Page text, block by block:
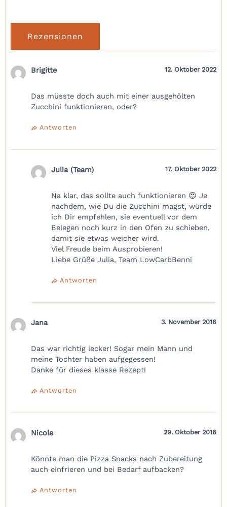
Rezensionen
Brigitte 12. Oktober 2022
Das müsste doch auch mit einer ausgehölten
Zucchini funktionieren, oder?
Antworten
Julia (Team) 17. Oktober 2022
Na klar, das sollte auch funktionieren 😍 Je
nachdem, wie Du die Zucchini magst, würde
ich Dir empfehlen, sie eventuell vor dem
Belegen noch kurz in den Ofen zu schieben,
damit sie etwas weicher wird.
Viel Freude beim Ausprobieren!
Liebe Grüße Julia, Team LowCarbBenni
Antworten
Jana 3. November 2016
Das war richtig lecker! Sogar mein Mann und
meine Tochter haben aufgegessen!
Danke für dieses klasse Rezept!
Antworten
Nicole 29. Oktober 2016
Könnte man die Pizza Snacks nach Zubereitung
auch einfrieren und bei Bedarf aufbacken?
Antworten